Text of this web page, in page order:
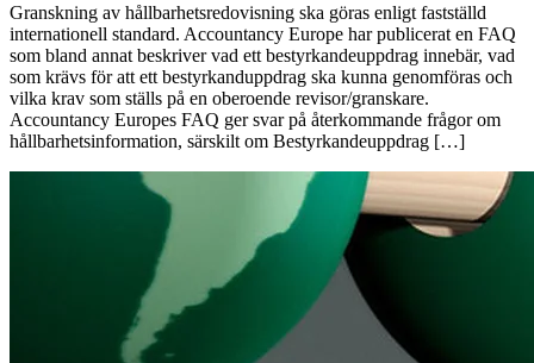
Granskning av hållbarhetsredovisning ska göras enligt fastställd
internationell standard. Accountancy Europe har publicerat en FAQ
som bland annat beskriver vad ett bestyrkandeuppdrag innebär, vad
som krävs för att ett bestyrkanduppdrag ska kunna genomföras och
vilka krav som ställs på en oberoende revisor/granskare.
Accountancy Europes FAQ ger svar på återkommande frågor om
hållbarhetsinformation, särskilt om Bestyrkandeuppdrag […]